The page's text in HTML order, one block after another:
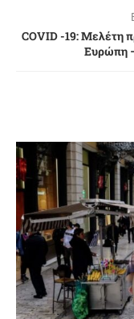
COVID -19: Μελέτη
Ευρώπη –